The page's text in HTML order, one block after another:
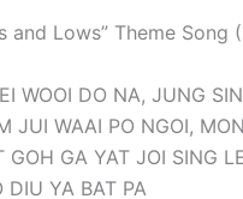
and Lows” Theme Song
WOOI DO NA, JUNG
JUI WAAI PO NGOI,
GOH GA YAT JOI SING
DIU YA BAT PA